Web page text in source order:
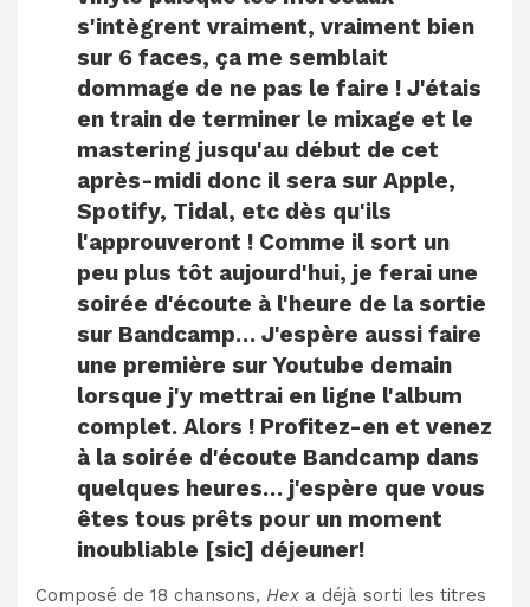
s'intègrent vraiment, vraiment bien
sur 6 faces, ça me semblait
dommage de ne pas le faire ! J'étais
en train de terminer le mixage et le
mastering jusqu'au début de cet
après-midi donc il sera sur Apple,
Spotify, Tidal, etc dès qu'ils
l'approuveront ! Comme il sort un
peu plus tôt aujourd'hui, je ferai une
soirée d'écoute à l'heure de la sortie
sur Bandcamp… J'espère aussi faire
une première sur Youtube demain
lorsque j'y mettrai en ligne l'album
complet. Alors ! Profitez-en et venez
à la soirée d'écoute Bandcamp dans
quelques heures… j'espère que vous
êtes tous prêts pour un moment
inoubliable [sic] déjeuner!
Composé de 18 chansons, Hex a déjà sorti les titres